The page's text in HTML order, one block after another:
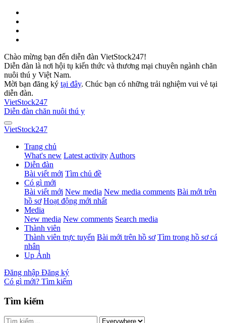
Chào mừng bạn đến diễn đàn VietStock247!
Diễn đàn là nơi hội tụ kiến thức và thương mại chuyên ngành chăn
nuôi thú y Việt Nam.
Mời bạn đăng ký tại đây. Chúc bạn có những trải nghiệm vui vẻ tại
diễn đàn.
VietStock247
Diễn đàn chăn nuôi thú y
VietStock247
Trang chủ
What's new Latest activity Authors
Diễn đàn
Bài viết mới Tìm chủ đề
Có gì mới
Bài viết mới New media New media comments Bài mới trên
hồ sơ Hoạt động mới nhất
Media
New media New comments Search media
Thành viên
Thành viên trực tuyến Bài mới trên hồ sơ Tìm trong hồ sơ cá
nhân
Up Ảnh
Đăng nhập Đăng ký
Có gì mới? Tìm kiếm
Tìm kiếm